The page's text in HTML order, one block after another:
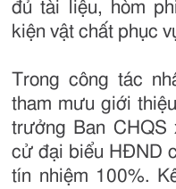
đủ tài liệu, hòm
kiện vật chất phục
Trong công tác
tham mưu giới
trưởng Ban CHQS
cử đại biểu HĐND
tín nhiệm 100%.